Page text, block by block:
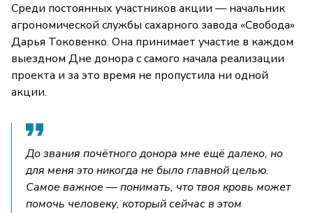
Среди постоянных участников акции — начальник
агрономической службы сахарного завода «Свобода»
Дарья Токовенко. Она принимает участие в каждом
выездном Дне донора с самого начала реализации
проекта и за это время не пропустила ни одной
акции.
До звания почётного донора мне ещё далеко, но
для меня это никогда не было главной целью.
Самое важное — понимать, что твоя кровь может
помочь человеку, который сейчас в этом